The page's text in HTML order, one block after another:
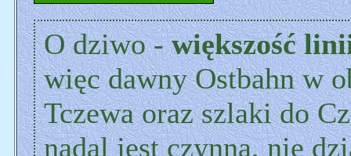
O dziwo -większość
więc dawny Ostbahn w
Tczewa oraz szlaki do
nadal jest czynna, nie